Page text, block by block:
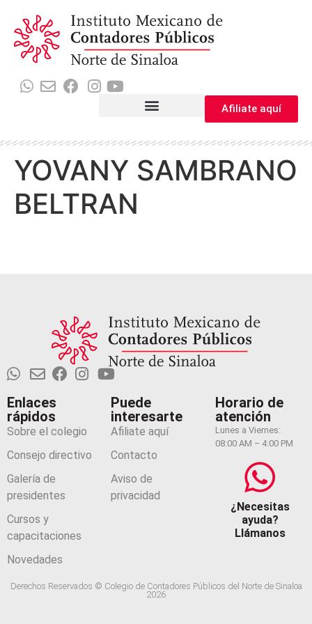
Afiliate aquí
YOVANY SAMBRANO
BELTRAN
Enlaces
rápidos
Sobre el colegio
Consejo directivo
Galería de
presidentes
Cursos y
capacitaciones
Novedades
Puede
interesarte
Afiliate aquí
Contacto
Aviso de
privacidad
Horario de
atención
Lunes a Viernes:
08:00 AM – 4:00 PM
¿Necesitas
ayuda?
Llámanos
Derechos Reservados © Colegio de Contadores Públicos del Norte de Sinaloa
2026